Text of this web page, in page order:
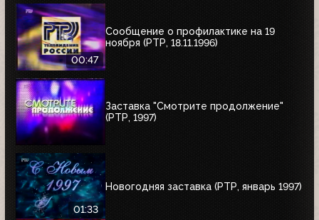
00:47
Сообщение о профилактике на 19
ноября (РТР, 18.11.1996)
Заставка "Смотрите продолжение"
(РТР, 1997)
01:33
Новогодняя заставка (РТР, январь 1997)